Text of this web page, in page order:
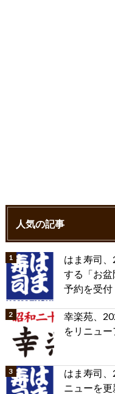
人気の記事
はま寿司
する「お
予約を受付
幸楽苑、
をリニュ
はま寿司
ニューを更